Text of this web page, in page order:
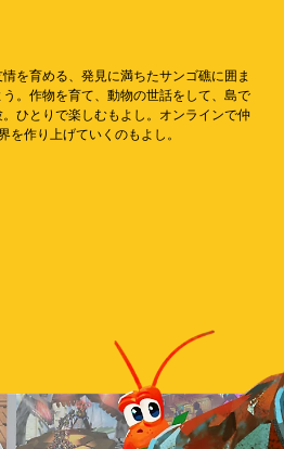
を育める、発見に満ちたサンゴ礁に囲ま
。作物を育て、動物の世話をして、島で
ひとりで楽しむもよし。オンラインで仲
を作り上げていくのもよし。